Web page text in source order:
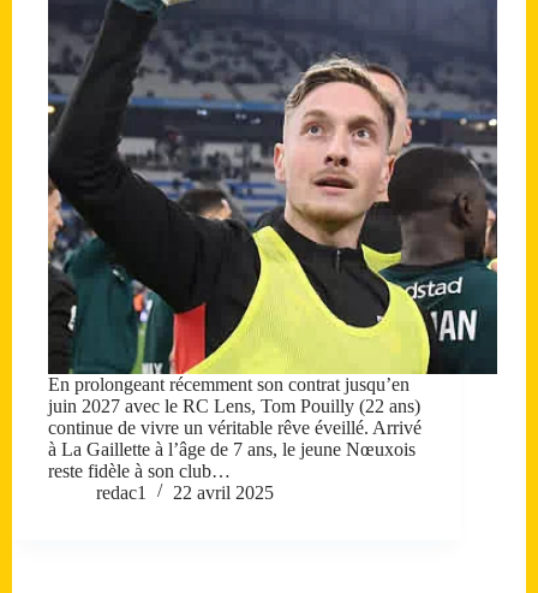
En prolongeant récemment son contrat jusqu’en
juin 2027 avec le RC Lens, Tom Pouilly (22 ans)
continue de vivre un véritable rêve éveillé. Arrivé
à La Gaillette à l’âge de 7 ans, le jeune Nœuxois
reste fidèle à son club…
redac1
22 avril 2025